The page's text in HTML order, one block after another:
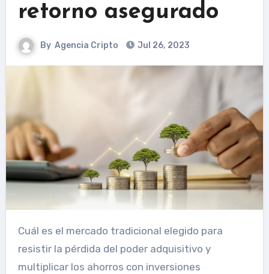
retorno asegurado
By Agencia Cripto Jul 26, 2023
Cuál es el mercado tradicional elegido para
resistir la pérdida del poder adquisitivo y
multiplicar los ahorros con inversiones